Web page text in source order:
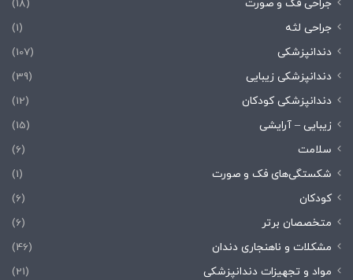
جراحی فک و صورت
(18)
جراحی لثه
(1)
دندانپزشکی
(107)
دندانپزشکی زیبایی
(39)
دندانپزشکی کودکان
(12)
زیبایی – آرایشی
(15)
سلامت
(6)
شکستگی‌های فک و صورت
(1)
کودکان
(6)
متخصصان برتر
(6)
مشکلات و ناهنجاری دندان
(46)
مواد و تجهیزات دندانپزشکی
(21)